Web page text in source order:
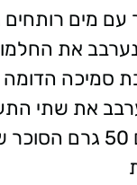
עם מים
סמיכה
את שתי